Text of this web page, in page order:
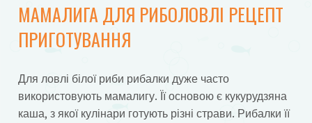
МАМАЛИГА ДЛЯ РИБОЛОВЛІ РЕЦЕПТ
ПРИГОТУВАННЯ
Для ловлі білої риби рибалки дуже часто
використовують мамалигу. Її основою є кукурудзяна
каша, з якої кулінари готують різні страви. Рибалки її